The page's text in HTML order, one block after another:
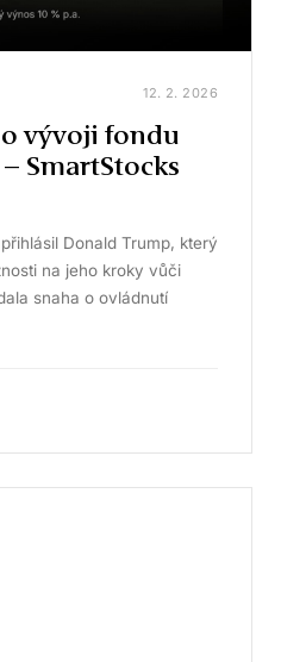
12. 2. 2026
vývoji fondu
SmartStocks
Donald Trump, který
na jeho kroky vůči
snaha o ovládnutí